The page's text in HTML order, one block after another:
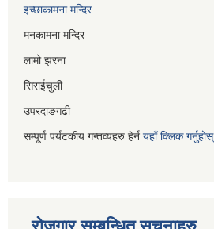
इच्छाकामना मन्दिर
मनकामना मन्दिर
लामो झरना
सिराईचुली
उपरदाङगढी
सम्पूर्ण पर्यटकीय गन्तव्यहरु हेर्न यहाँ क्लिक गर्नुहोस्